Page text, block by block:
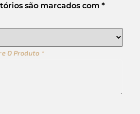
são marcados com *
O Produto *